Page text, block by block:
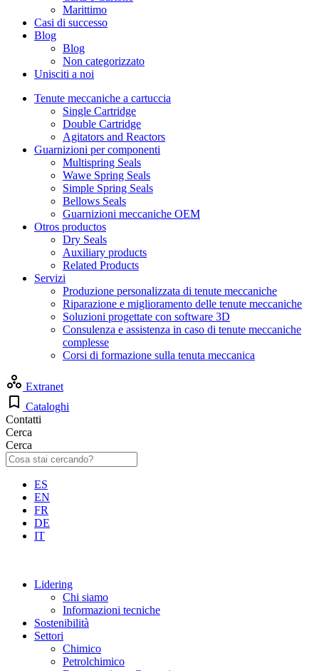
Marittimo
Casi di successo
Blog
Blog
Non categorizzato
Unisciti a noi
Tenute meccaniche a cartuccia
Single Cartridge
Double Cartridge
Agitators and Reactors
Guarnizioni per componenti
Multispring Seals
Wawe Spring Seals
Simple Spring Seals
Bellows Seals
Guarnizioni meccaniche OEM
Otros productos
Dry Seals
Auxiliary products
Related Products
Servizi
Produzione personalizzata di tenute meccaniche
Riparazione e miglioramento delle tenute meccaniche
Soluzioni progettate con software 3D
Consulenza e assistenza in caso di tenute meccaniche
complesse
Corsi di formazione sulla tenuta meccanica
Extranet
Cataloghi
Contatti
Cerca
Cerca
ES
EN
FR
DE
IT
Lidering
Chi siamo
Informazioni tecniche
Sostenibilità
Settori
Chimico
Petrolchimico